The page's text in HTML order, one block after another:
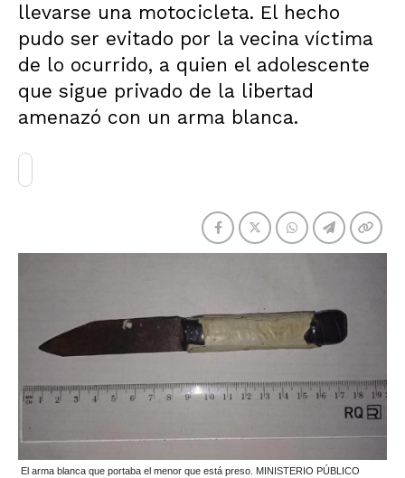
llevarse una motocicleta. El hecho
pudo ser evitado por la vecina víctima
de lo ocurrido, a quien el adolescente
que sigue privado de la libertad
amenazó con un arma blanca.
El arma blanca que portaba el menor que está preso. MINISTERIO PÚBLICO